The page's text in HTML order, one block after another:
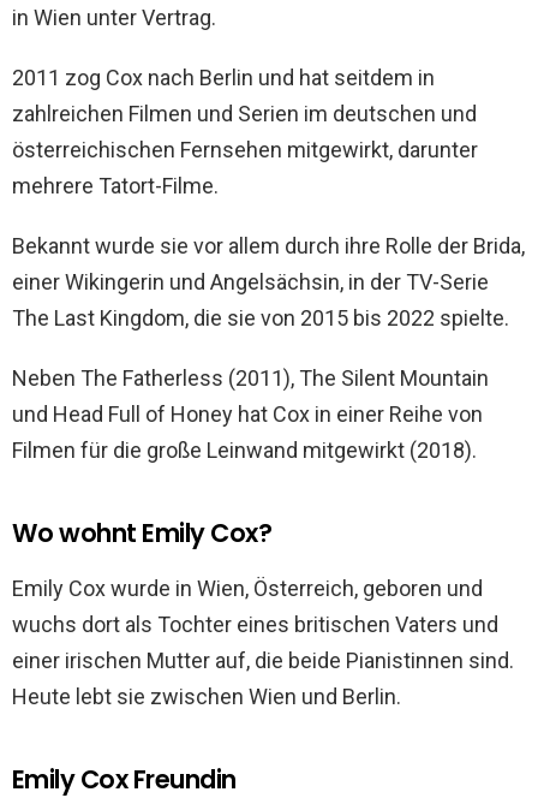
in Wien unter Vertrag.
2011 zog Cox nach Berlin und hat seitdem in
zahlreichen Filmen und Serien im deutschen und
österreichischen Fernsehen mitgewirkt, darunter
mehrere Tatort-Filme.
Bekannt wurde sie vor allem durch ihre Rolle der Brida,
einer Wikingerin und Angelsächsin, in der TV-Serie
The Last Kingdom, die sie von 2015 bis 2022 spielte.
Neben The Fatherless (2011), The Silent Mountain
und Head Full of Honey hat Cox in einer Reihe von
Filmen für die große Leinwand mitgewirkt (2018).
Wo wohnt Emily Cox?
Emily Cox wurde in Wien, Österreich, geboren und
wuchs dort als Tochter eines britischen Vaters und
einer irischen Mutter auf, die beide Pianistinnen sind.
Heute lebt sie zwischen Wien und Berlin.
Emily Cox Freundin